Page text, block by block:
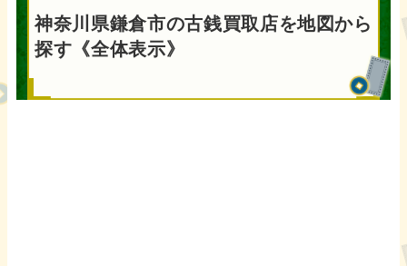
神奈川県鎌倉市の古銭買取店を地図から
探す《全体表示》